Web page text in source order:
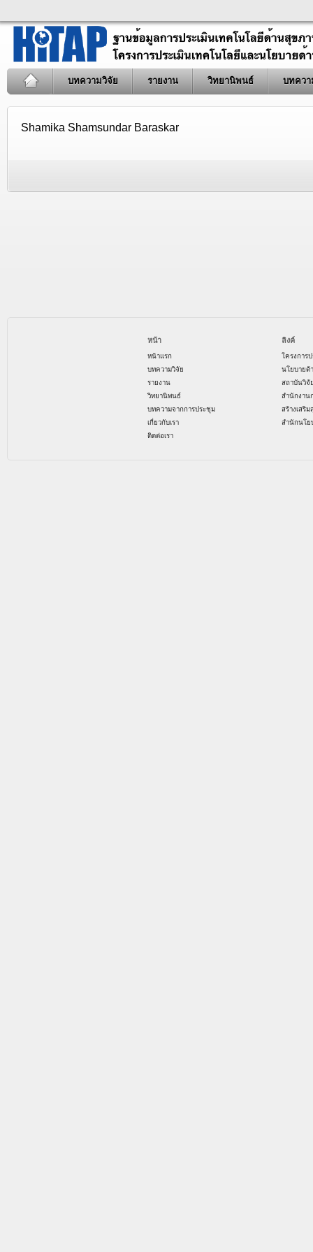
บทความวิจัย รายงาน วิทยานิพนธ์ บทควา
Shamika Shamsundar Baraskar
หน้า
หน้าแรก
บทความวิจัย
รายงาน
วิทยานิพนธ์
บทความจากการประชุม
เกี่ยวกับเรา
ติดต่อเรา
ลิงค์
โครงการ
นโยบายด้
สถาบันวิจั
สำนักงาน
สร้างเสริ
สำนักนโย